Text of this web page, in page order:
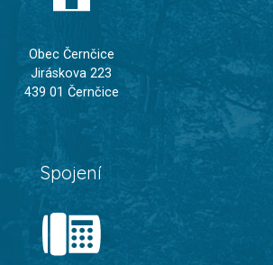
Obec Černčice
Jiráskova 223
439 01 Černčice
Spojení